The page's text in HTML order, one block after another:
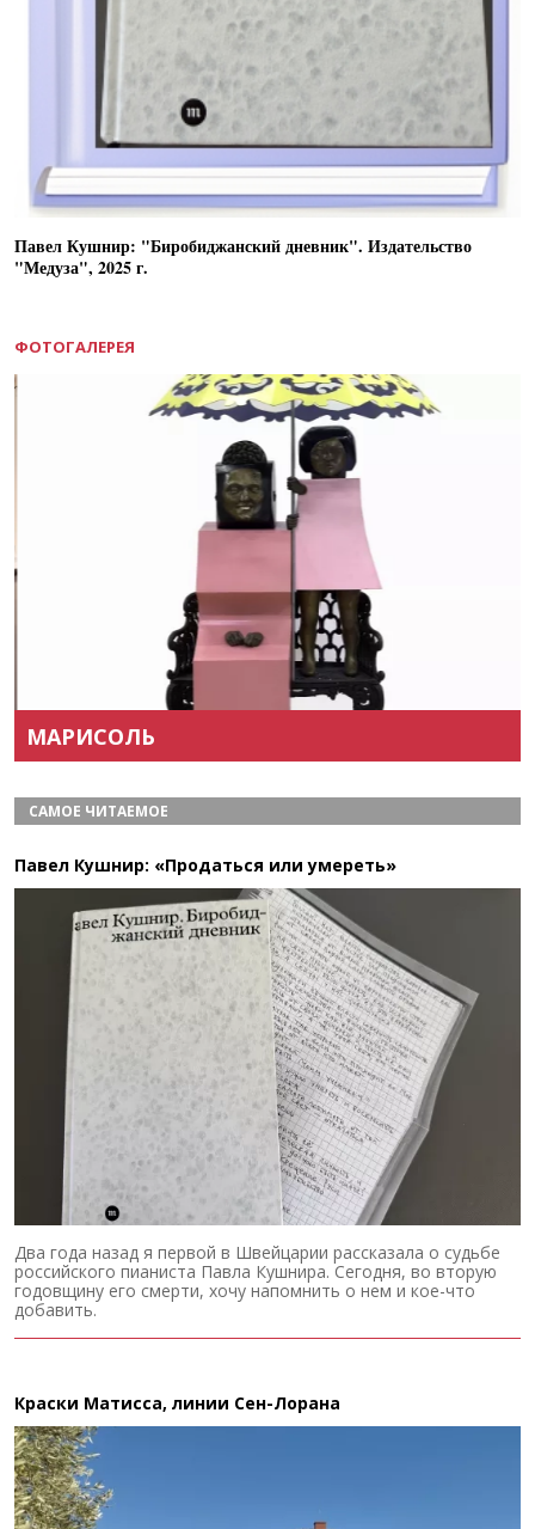
Павел Кушнир: "Биробиджанский дневник". Издательство
"Медуза", 2025 г.
ФОТОГАЛЕРЕЯ
МАРИСОЛЬ
САМОЕ ЧИТАЕМОЕ
Павел Кушнир: «Продаться или умереть»
Два года назад я первой в Швейцарии рассказала о судьбе
российского пианиста Павла Кушнира. Сегодня, во вторую
годовщину его смерти, хочу напомнить о нем и кое-что
добавить.
Краски Матисса, линии Сен-Лорана